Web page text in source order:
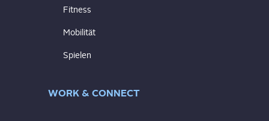
Fitness
Mobilität
Spielen
WORK & CONNECT